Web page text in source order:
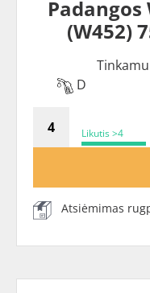
Padangos
(W452)
D
Likutis >4
Atsiėmimas